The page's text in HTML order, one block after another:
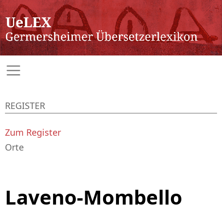
Laveno-Mombello
REGISTER
Zum Register
Orte